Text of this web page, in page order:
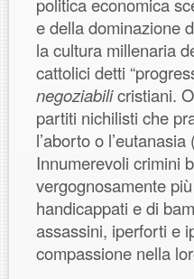
e della dominazione
la cultura millenaria
cattolici detti
negoziabilicristiani.
partiti nichilisti che
l’aborto o
Innumerevoli crimini
vergognosamente
handicappati e di
assassini, iperforti e
compassione nella